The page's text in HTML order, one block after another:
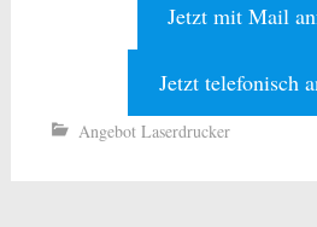
Jetzt mit Mail
Jetzt telefonisch
Angebot Laserdrucker